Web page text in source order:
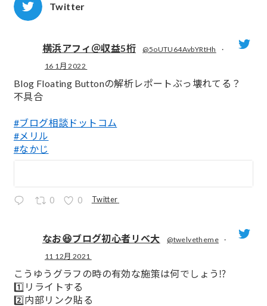
Twitter
横浜アフィ＠収益5桁 @5oUTU64AvbYRtHh
·
16 1月 2022
Blog Floating Buttonの解析レポートぶっ壊れてる？
不具合
#ブログ相談ドットコム
#メリル
#なかじ
0 0 Twitter
なお😆ブログ初心者リベ大 @twelvetheme
·
11 12月 2021
こうゆうグラフの時の有効な施策は何でしょう⁉️
1️⃣リライトする
2️⃣内部リンク貼る